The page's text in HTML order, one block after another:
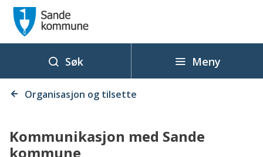
a
n
e
k
m
m
Søk Meny
Du Organisasjon og tilsette
Kommunikasjon med Sande
kommune